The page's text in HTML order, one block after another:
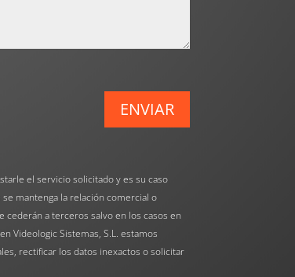
ENVIAR
el servicio solicitado y es su caso
mantenga la relación comercial o
cederán a terceros salvo en los casos en
Videologic Sistemas, S.L. estamos
rectificar los datos inexactos o solicitar